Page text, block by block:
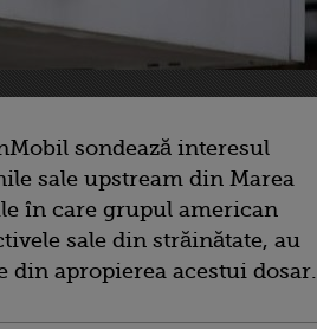
sondează interesul
sale upstream din Marea
în care grupul american
sale din străinătate, au
din apropierea acestui dosar.